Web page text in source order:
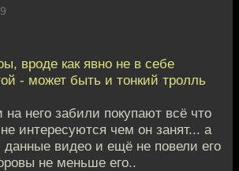
вроде как явно не в себе
- может быть и тонкий тролль
на него забили покупают всё что
интересуются чем он занят... а
видео и ещё не повели его
не меньше его..